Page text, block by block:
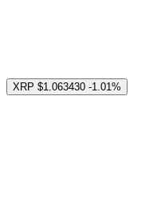
XRP $1.063430 -1.01%